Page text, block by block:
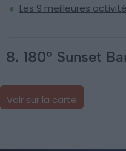
Les 9 meilleures
8. 180º Sunset
Voir sur la carte